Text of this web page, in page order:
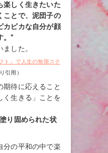
楽しく生きたいた
ことで、泥団子の
カピカな自分が顔
。”
した。
ト」で人生の無限ステ
引用）
期待に応えること
く生きる」ことを
り固められた状
分の平和の中で楽